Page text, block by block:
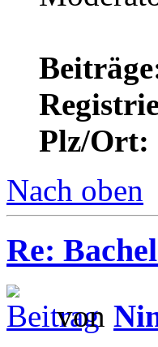
Plz/Ort:
Nach oben
Re:
von